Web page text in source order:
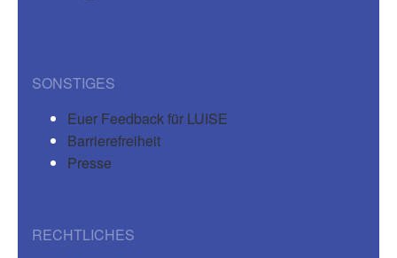
SONSTIGES
Euer Feedback für LUISE
Barrierefreiheit
Presse
RECHTLICHES